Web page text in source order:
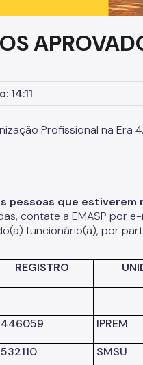
14:11
Profissional na Era
pessoas que estiverem
contate a EMASP por e-
a) funcionário(a), por
REGISTRO
IPREM
SMSU